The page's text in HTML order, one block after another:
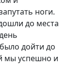
ноги.
до места
дойти до
мы успешно и